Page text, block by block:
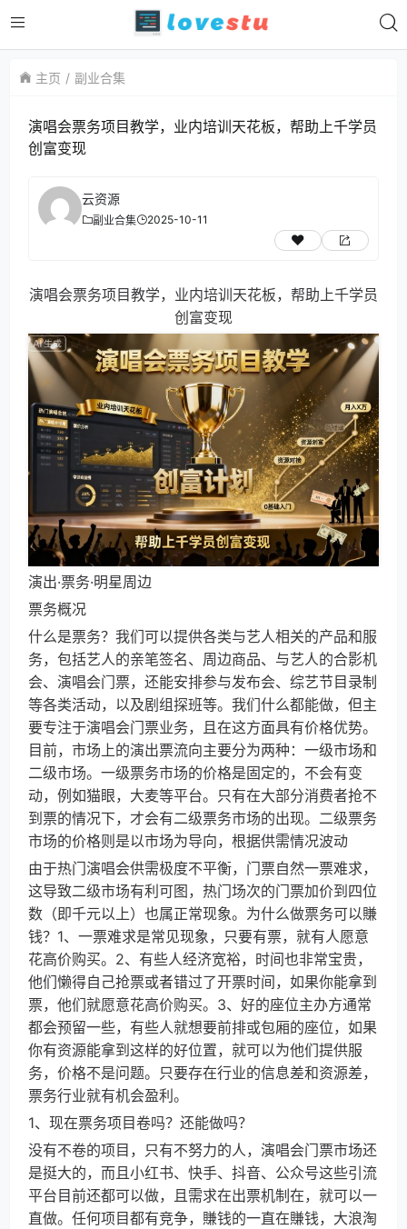
主页 副业合集
演唱会票务项目教学，业内培训天花板，帮助上千学员
创富变现
云资源
副业合集 2025-10-11
演唱会票务项目教学，业内培训天花板，帮助上千学员
创富变现
演出·票务·明星周边
票务概况
什么是票务？我们可以提供各类与艺人相关的产品和服
务，包括艺人的亲笔签名、周边商品、与艺人的合影机
会、演唱会门票，还能安排参与发布会、综艺节目录制
等各类活动，以及剧组探班等。我们什么都能做，但主
要专注于演唱会门票业务，且在这方面具有价格优势。
目前，市场上的演出票流向主要分为两种：一级市场和
二级市场。一级票务市场的价格是固定的，不会有变
动，例如猫眼，大麦等平台。只有在大部分消费者抢不
到票的情况下，才会有二级票务市场的出现。二级票务
市场的价格则是以市场为导向，根据供需情况波动
由于热门演唱会供需极度不平衡，门票自然一票难求，
这导致二级市场有利可图，热门场次的门票加价到四位
数（即千元以上）也属正常现象。为什么做票务可以賺
钱？1、一票难求是常见现象，只要有票，就有人愿意
花高价购买。2、有些人经济宽裕，时间也非常宝贵，
他们懒得自己抢票或者错过了开票时间，如果你能拿到
票，他们就愿意花高价购买。3、好的座位主办方通常
都会预留一些，有些人就想要前排或包厢的座位，如果
你有资源能拿到这样的好位置，就可以为他们提供服
务，价格不是问题。只要存在行业的信息差和资源差，
票务行业就有机会盈利。
1、现在票务项目卷吗？还能做吗？
没有不卷的项目，只有不努力的人，演唱会门票市场还
是挺大的，而且小红书、快手、抖音、公众号这些引流
平台目前还都可以做，且需求在出票机制在，就可以一
直做。任何项目都有竞争，賺钱的一直在賺钱，大浪淘